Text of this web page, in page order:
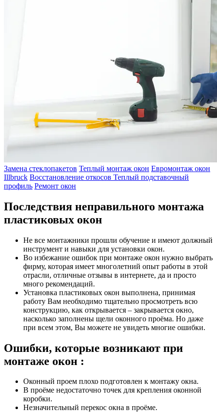
Замена стеклопакетов Теплый монтаж окон Евромонтаж окон
Illbruck Восстановление откосов Теплый подставочный
профиль Ремонт окон
Последствия неправильного монтажа
пластиковых окон
Не все монтажники прошли обучение и имеют должный
инструмент и навыки для установки окон.
Во избежание ошибок при монтаже окон нужно выбрать
фирму, которая имеет многолетний опыт работы в этой
отрасли, отличные отзывы в интернете, да и просто
много рекомендаций.
Установка пластиковых окон выполнена, принимая
работу Вам необходимо тщательно просмотреть всю
конструкцию, как открывается – закрывается окно,
насколько заполнены щели оконного проёма. Но даже
при всем этом, Вы можете не увидеть многие ошибки.
Ошибки, которые возникают при
монтаже окон :
Оконный проем плохо подготовлен к монтажу окна.
В проёме недостаточно точек для крепления оконной
коробки.
Незначительный перекос окна в проёме.